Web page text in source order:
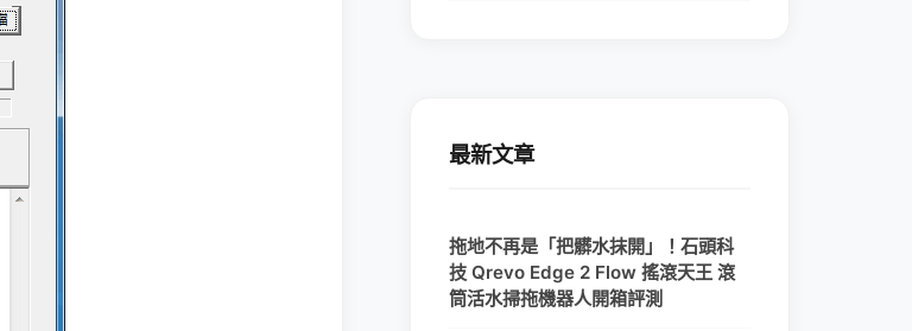
最新文章
拖地不再是「把髒水抹開」！石頭科
技 Qrevo Edge 2 Flow 搖滾天王 滾
筒活水掃拖機器人開箱評測